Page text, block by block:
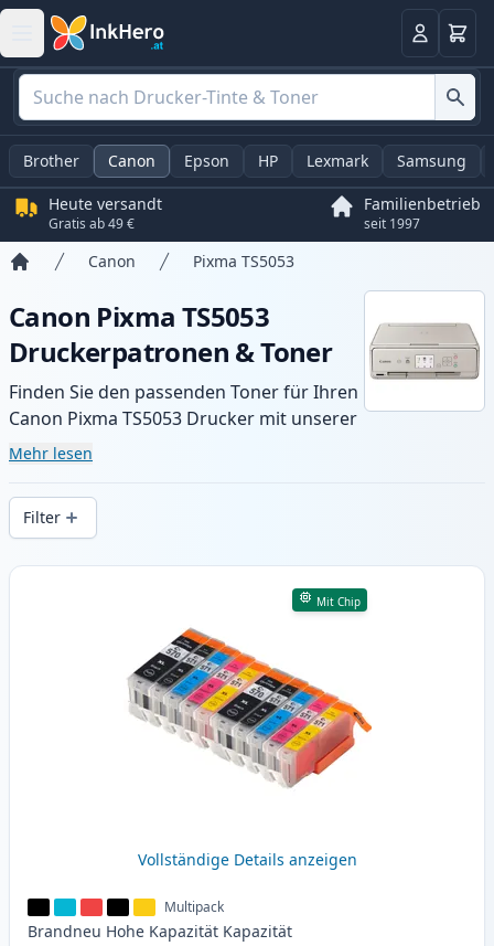
Anmelden
Brother Canon Epson HP Lexmark Samsung
Heute versandt
Gratis ab 49 €
Familienbetrieb
seit 1997
Canon Pixma TS5053
Canon Pixma TS5053
Druckerpatronen & Toner
Finden Sie den passenden Toner für Ihren
Canon Pixma TS5053 Drucker mit unserer
Auswahl an kompatiblen und XL-Patronen.
Druckqualität und schnellem Versand aus
lokalem Lager in .
Mehr lesen
Filter
Produkte
Mit Chip
Vollständige Details anzeigen
Multipack
Brandneu Hohe Kapazität Kapazität